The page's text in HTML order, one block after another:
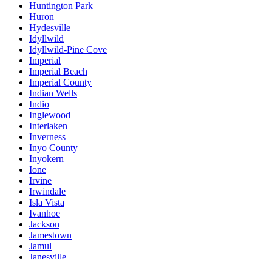
Huntington Park
Huron
Hydesville
Idyllwild
Idyllwild-Pine Cove
Imperial
Imperial Beach
Imperial County
Indian Wells
Indio
Inglewood
Interlaken
Inverness
Inyo County
Inyokern
Ione
Irvine
Irwindale
Isla Vista
Ivanhoe
Jackson
Jamestown
Jamul
Janesville